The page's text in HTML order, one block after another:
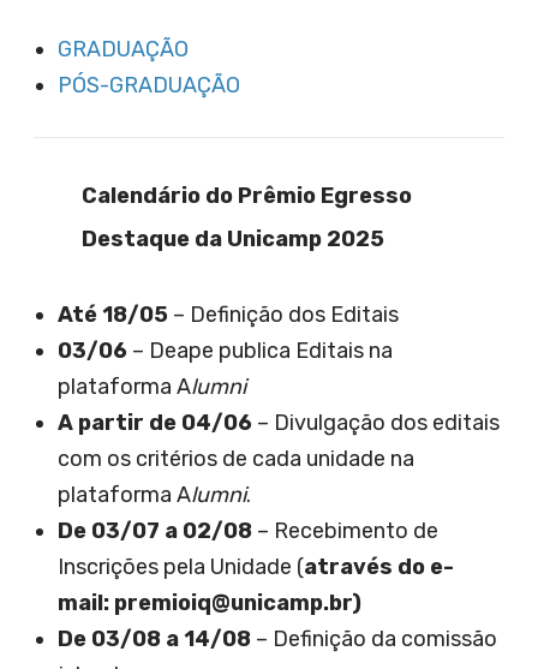
GRADUAÇÃO
PÓS-GRADUAÇÃO
Calendário do Prêmio Egresso
Destaque da Unicamp 2025
Até 18/05 – Definição dos Editais
03/06 – Deape publica Editais na
plataforma Alumni
A partir de 04/06 – Divulgação dos editais
com os critérios de cada unidade na
plataforma Alumni.
De 03/07 a 02/08 – Recebimento de
Inscrições pela Unidade (através do e-
mail: premioiq@unicamp.br)
De 03/08 a 14/08 – Definição da comissão